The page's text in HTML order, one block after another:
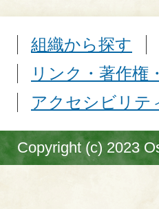
組織から探す
リンク・著作権
アクセシビリテ
Copyright (c) 2023